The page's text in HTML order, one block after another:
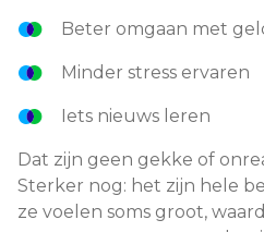
Beter omgaan met
Minder stress ervaren
Iets nieuws leren
Dat zijn geen gekke of
Sterker nog: het zijn hele
ze voelen soms groot,